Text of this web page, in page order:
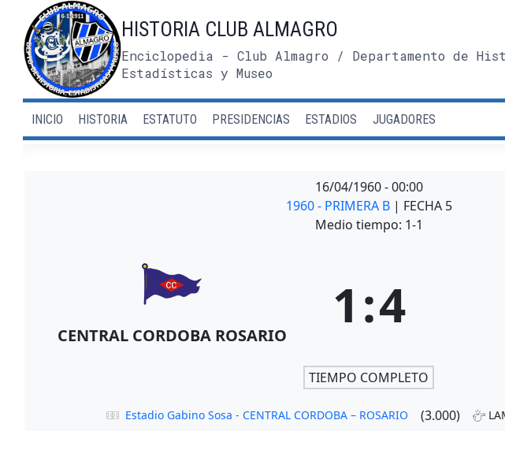
contenido
HISTORIA CLUB ALMAGRO
Enciclopedia - Club Almagro / Departamento de
Estadísticas y Museo
INICIO HISTORIA ESTATUTO PRESIDENCIAS ESTADIOS JUGADORES
16/04/1960-00:00
1960 - PRIMERA B | FECHA 5
Medio tiempo: 1-1
CENTRAL CORDOBA ROSARIO 1:4
TIEMPO COMPLETO
Estadio Gabino Sosa - CENTRAL CORDOBA – ROSARIO (3.000)